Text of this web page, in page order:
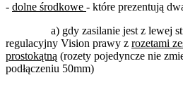
- dolne środkowe - które prezentują
a) gdy zasilanie jest z lewej
regulacyjny Vision prawy z rozetami
prostokątną (rozety pojedyncze nie
podłączeniu 50mm)